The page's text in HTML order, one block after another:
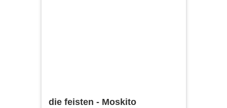
die feisten - Moskito